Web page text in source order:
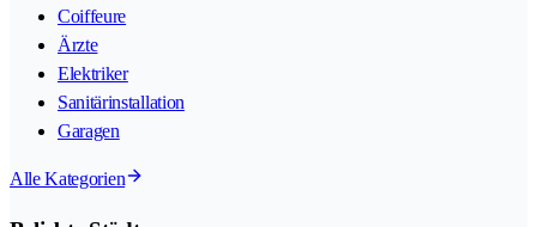
Coiffeure
Ärzte
Elektriker
Sanitärinstallation
Garagen
Alle Kategorien